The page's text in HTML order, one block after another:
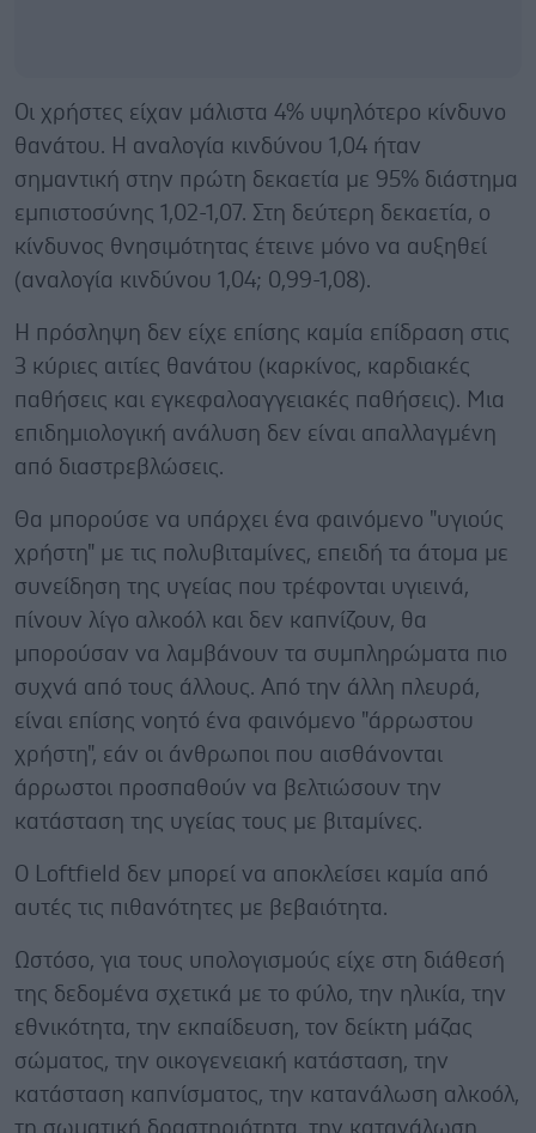
Οι χρήστες είχαν μάλιστα 4% υψηλότερο κίνδυνο
θανάτου. Η αναλογία κινδύνου 1,04 ήταν
σημαντική στην πρώτη δεκαετία με 95% διάστημα
εμπιστοσύνης 1,02-1,07. Στη δεύτερη δεκαετία, ο
κίνδυνος θνησιμότητας έτεινε μόνο να αυξηθεί
(αναλογία κινδύνου 1,04; 0,99-1,08).
Η πρόσληψη δεν είχε επίσης καμία επίδραση στις
3 κύριες αιτίες θανάτου (καρκίνος, καρδιακές
παθήσεις και εγκεφαλοαγγειακές παθήσεις). Μια
επιδημιολογική ανάλυση δεν είναι απαλλαγμένη
από διαστρεβλώσεις.
Θα μπορούσε να υπάρχει ένα φαινόμενο "υγιούς
χρήστη" με τις πολυβιταμίνες, επειδή τα άτομα με
συνείδηση της υγείας που τρέφονται υγιεινά,
πίνουν λίγο αλκοόλ και δεν καπνίζουν, θα
μπορούσαν να λαμβάνουν τα συμπληρώματα πιο
συχνά από τους άλλους. Από την άλλη πλευρά,
είναι επίσης νοητό ένα φαινόμενο "άρρωστου
χρήστη", εάν οι άνθρωποι που αισθάνονται
άρρωστοι προσπαθούν να βελτιώσουν την
κατάσταση της υγείας τους με βιταμίνες.
Ο Loftfield δεν μπορεί να αποκλείσει καμία από
αυτές τις πιθανότητες με βεβαιότητα.
Ωστόσο, για τους υπολογισμούς είχε στη διάθεσή
της δεδομένα σχετικά με το φύλο, την ηλικία, την
εθνικότητα, την εκπαίδευση, τον δείκτη μάζας
σώματος, την οικογενειακή κατάσταση, την
κατάσταση καπνίσματος, την κατανάλωση αλκοόλ,
τη σωματική δραστηριότητα, την κατανάλωση